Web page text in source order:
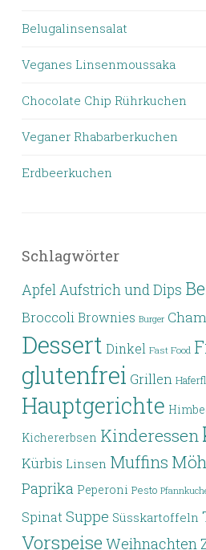
Belugalinsensalat
Veganes Linsenmoussaka
Chocolate Chip Rührkuchen
Veganer Rhabarberkuchen
Erdbeerkuchen
Schlagwörter
ApfelAufstrich und Dips
Broccoli Brownies Burger
Dessert Dinkel Fast Food
glutenfrei Grillen
Hauptgerichte
Kichererbsen Kinderessen
Kürbis Linsen Muffins
Paprika Peperoni Pesto
Spinat Suppe Süsskartoffeln
Vorspeise Weihnachten